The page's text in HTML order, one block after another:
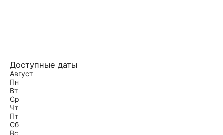
Доступные даты
Август
Пн
Вт
Ср
Чт
Пт
Сб
Вс